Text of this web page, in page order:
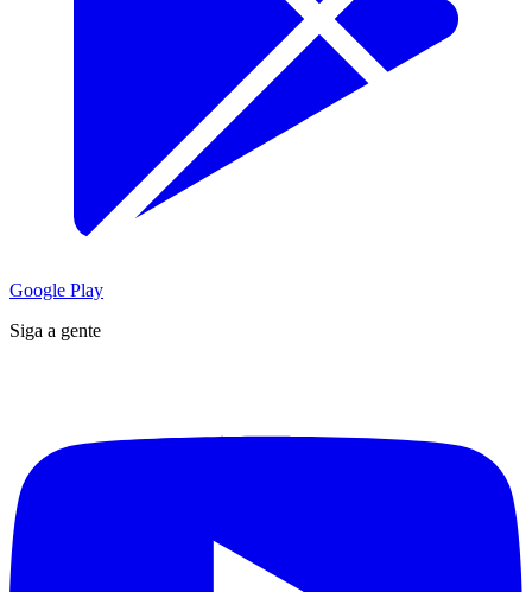
Google Play
Siga a gente